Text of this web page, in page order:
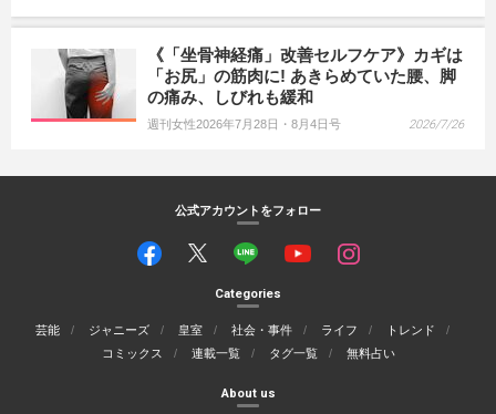
《「坐骨神経痛」改善セルフケア》カギは
「お尻」の筋肉に! あきらめていた腰、脚
の痛み、しびれも緩和
週刊女性2026年7月28日・8月4日号 2026/7/26
公式アカウントをフォロー
Categories
芸能 ジャニーズ 皇室 社会・事件 ライフ
トレンド
コミックス
連載一覧 タグ一覧 無料占い
About us